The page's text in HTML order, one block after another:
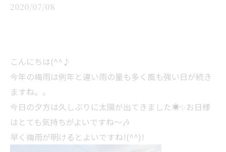
2020/07/08
こんにちは(^^♪
今年の梅雨は例年と違い雨の量も多く風も強い日が続き
ますね。。
今日の夕方は久しぶりに太陽が出てきました☀✨お日様
はとても気持ちがよいですね～🎶
早く梅雨が明けるとよいですね!(^^)!